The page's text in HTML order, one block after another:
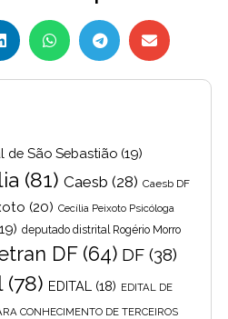
de São Sebastião (19)
(81) Caesb (28) Caesb DF
(20) Cecília Peixoto Psicóloga
deputado distrital Rogério Morro
DF(64) DF (38)
(78) EDITAL (18) EDITAL DE
CONHECIMENTO DE TERCEIROS